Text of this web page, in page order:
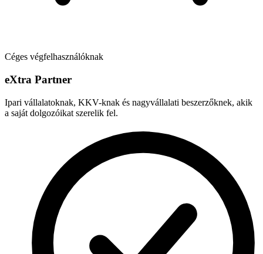
Céges végfelhasználóknak
eXtra Partner
Ipari vállalatoknak, KKV-knak és nagyvállalati beszerzőknek, akik
a saját dolgozóikat szerelik fel.